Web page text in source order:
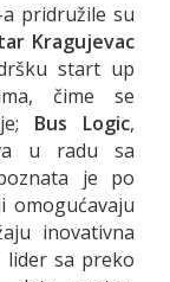
pridružile su
Kragujevac
start up
čime se
Bus Logic,
u radu sa
je po
omogućavaju
inovativna
sa preko